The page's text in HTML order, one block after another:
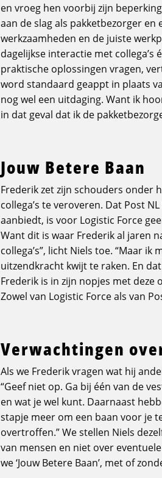
en vroeg hen voorbij zijn
aan de slag als pakketbezorger
werkzaamheden en de juiste
dagelijkse interactie met collega’s
praktische oplossingen vragen,
word standaard geappt in plaats
nog wel een uitdaging. Want ik
in dat geval dat ik de
Jouw Betere Baan
Frederik zet zijn schouders onder
collega’s te veroveren. Dat Post
aanbiedt, is voor Logistic Force
Want dit is waar Frederik al jaren
collega’s”, licht Niels toe. “Maar
uitzendkracht kwijt te raken. En
Frederik is in zijn nopjes met deze
Zowel van Logistic Force als van
Verwachtingen
Als we Frederik vragen wat hij
“Geef niet op. Ga bij één van de
en wat je wel kunt. Daarnaast
stapje meer om een baan voor je
overtroffen.” We stellen Niels
van mensen en niet over
we ‘Jouw Betere Baan’, met of